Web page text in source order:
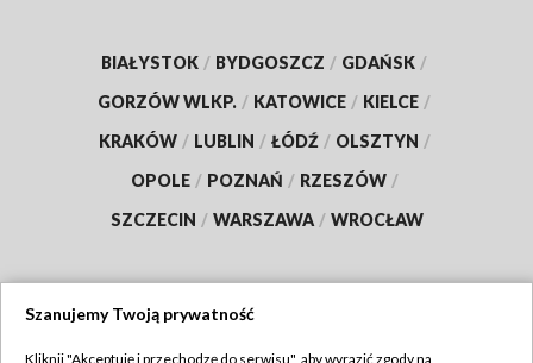
BIAŁYSTOK / BYDGOSZCZ / GDAŃSK /
GORZÓW WLKP. / KATOWICE / KIELCE /
KRAKÓW / LUBLIN / ŁÓDŹ / OLSZTYN /
OPOLE / POZNAŃ / RZESZÓW /
SZCZECIN / WARSZAWA / WROCŁAW
Szanujemy Twoją prywatność
Kliknij "Akceptuję i przechodzę do serwisu", aby wyrazić zgody na